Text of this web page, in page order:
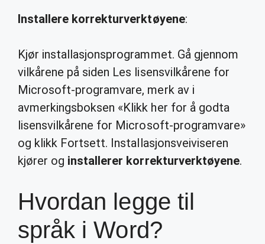
Installere korrekturverktøyene:
Kjør installasjonsprogrammet. Gå gjennom
vilkårene på siden Les lisensvilkårene for
Microsoft-programvare, merk av i
avmerkingsboksen «Klikk her for å godta
lisensvilkårene for Microsoft-programvare»
og klikk Fortsett. Installasjonsveiviseren
kjører og installerer korrekturverktøyene.
Hvordan legge til
språk i Word?